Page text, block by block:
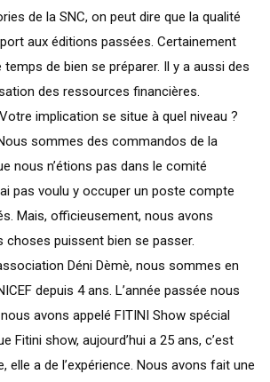
de la SNC, on peut dire que la qualité
aux éditions passées. Certainement
temps de bien se préparer. Il y a aussi des
des ressources financières.
implication se situe à quel niveau ?
sommes des commandos de la
nous n’étions pas dans le comité
pas voulu y occuper un poste compte
Mais, officieusement, nous avons
choses puissent bien se passer.
Déni Dèmè, nous sommes en
depuis 4 ans. L’année passée nous
avons appelé FITINI Show spécial
Fitini show, aujourd’hui a 25 ans, c’est
elle a de l’expérience. Nous avons fait une